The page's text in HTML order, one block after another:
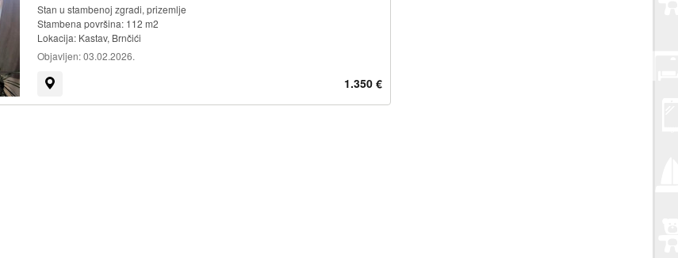
Stan u stambenoj zgradi, prizemlje
Stambena površina: 112 m2
Lokacija: Kastav, Brnčići
Objavljen:03.02.2026.
1.350 €